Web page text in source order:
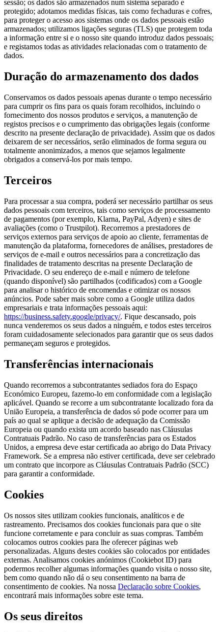
sessão; os dados são armazenados num sistema separado e
protegido; adotamos medidas físicas, tais como fechaduras e cofres,
para proteger o acesso aos sistemas onde os dados pessoais estão
armazenados; utilizamos ligações seguras (TLS) que protegem toda
a informação entre si e o nosso site quando introduz dados pessoais;
e registamos todas as atividades relacionadas com o tratamento de
dados.
Duração do armazenamento dos dados
Conservamos os dados pessoais apenas durante o tempo necessário
para cumprir os fins para os quais foram recolhidos, incluindo o
fornecimento dos nossos produtos e serviços, a manutenção de
registos precisos e o cumprimento das obrigações legais (conforme
descrito na presente declaração de privacidade). Assim que os dados
deixarem de ser necessários, serão eliminados de forma segura ou
totalmente anonimizados, a menos que sejamos legalmente
obrigados a conservá-los por mais tempo.
Terceiros
Para processar a sua compra, poderá ser necessário partilhar os seus
dados pessoais com terceiros, tais como serviços de processamento
de pagamentos (por exemplo, Klarna, PayPal, Adyen) e sites de
avaliações (como o Trustpilot). Recorremos a prestadores de
serviços externos para serviços de apoio ao cliente, ferramentas de
manutenção da plataforma, fornecedores de análises, prestadores de
serviços de e-mail e outros necessários para a concretização das
finalidades de tratamento descritas na presente Declaração de
Privacidade. O seu endereço de e-mail e número de telefone
(quando disponível) são partilhados (codificados) com a Google
para analisar o histórico de encomendas e otimizar os nossos
anúncios. Pode saber mais sobre como a Google utiliza dados
empresariais e trata informações pessoais aqui:
https://business.safety.google/privacy/. Fique descansado, pois
nunca venderemos os seus dados a ninguém, e todos estes terceiros
foram cuidadosamente selecionados para garantir que os seus dados
permaneçam seguros e protegidos.
Transferências internacionais
Quando recorremos a subcontratantes sediados fora do Espaço
Económico Europeu, fazemo-lo em conformidade com a legislação
aplicável. Quando se recorre a um subcontratante localizado fora da
União Europeia, a transferência de dados só pode ocorrer para um
país ao qual se aplique a decisão de adequação da Comissão
Europeia ou quando exista um acordo baseado nas Cláusulas
Contratuais Padrão. No caso de transferências para os Estados
Unidos, a empresa deve estar certificada ao abrigo do Data Privacy
Framework. Se a empresa não estiver certificada, deve ser celebrado
um contrato que incorpore as Cláusulas Contratuais Padrão (SCC)
para garantir a conformidade.
Cookies
Os nossos sites utilizam cookies funcionais, analíticos e de
rastreamento. Precisamos dos cookies funcionais para que o site
funcione corretamente e para concluir as suas compras. Também
colocamos outros cookies para lhe oferecer páginas web
personalizadas. Alguns destes cookies são colocados por entidades
externas. Analisamos cookies anónimos (Cookiebot ID) para
podermos recolher algumas informações quando visita o nosso site,
bem como quando não dá o seu consentimento na barra de
consentimento de cookies. Na nossa Declaração sobre Cookies,
encontrará mais informações sobre este tema.
Os seus direitos